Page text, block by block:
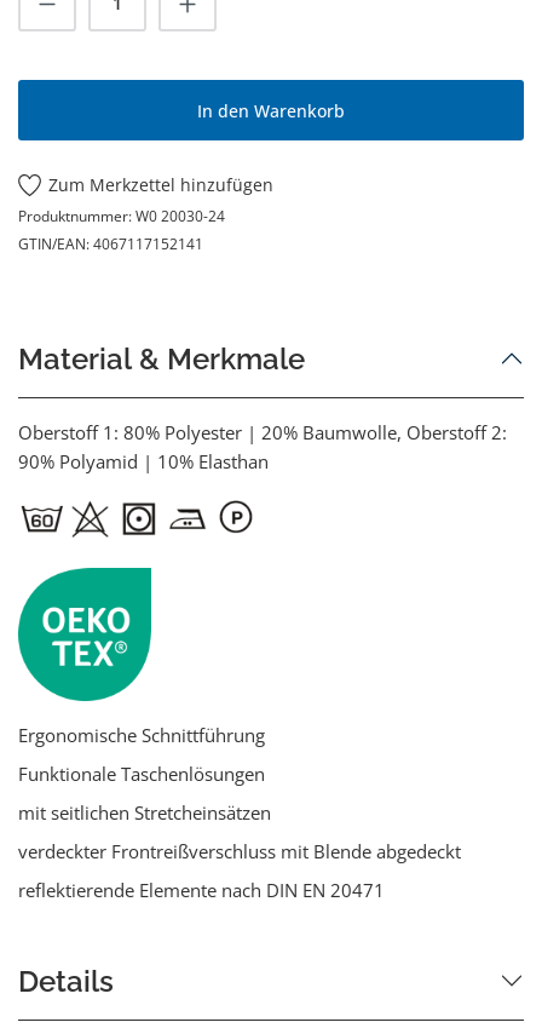
In den Warenkorb
Zum Merkzettel hinzufügen
Produktnummer:W0 20030-24
GTIN/EAN:4067117152141
Material & Merkmale
Oberstoff 1: 80% Polyester | 20% Baumwolle, Oberstoff 2:
90% Polyamid | 10% Elasthan
Ergonomische Schnittführung
Funktionale Taschenlösungen
mit seitlichen Stretcheinsätzen
verdeckter Frontreißverschluss mit Blende abgedeckt
reflektierende Elemente nach DIN EN 20471
Details